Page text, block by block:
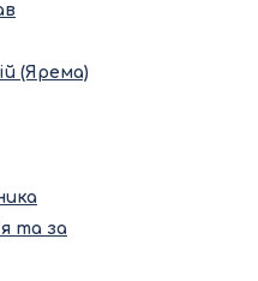
(Ярема)
та за